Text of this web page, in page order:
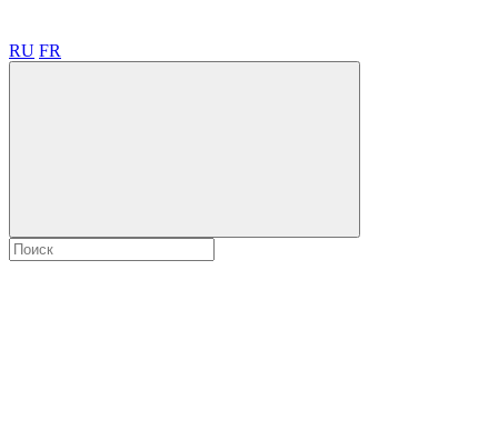
RU FR